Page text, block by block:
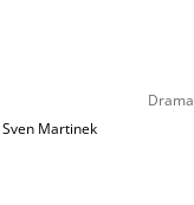
Drama
Sven Martinek